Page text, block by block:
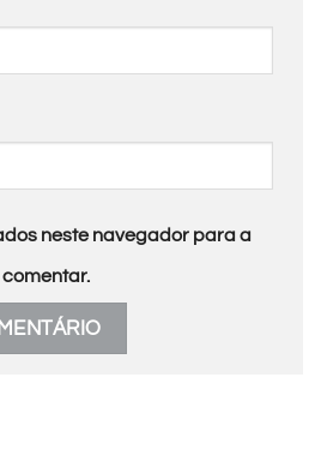
neste navegador para a
comentar.